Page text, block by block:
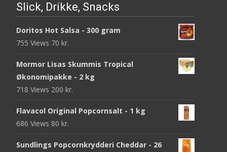
Slick, Drikke, Snacks
Doritos Hot Salsa - 300 gram
755 Views 70 kr.
Mormor Lisas Skummis Tropical
Økonomipakke - 2 kg
718 Views 200 kr.
Flavacol Original Popcornsalt - 1 kg
686 Views 80 kr.
Sundlings Popcornkrydderi Cheddar - 26